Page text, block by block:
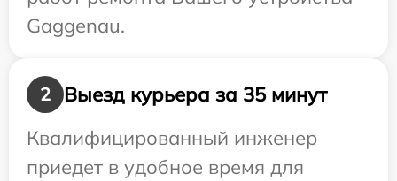
Gaggenau.
2
Выезд курьера за 35 минут
Квалифицированный инженер
приедет в удобное время для